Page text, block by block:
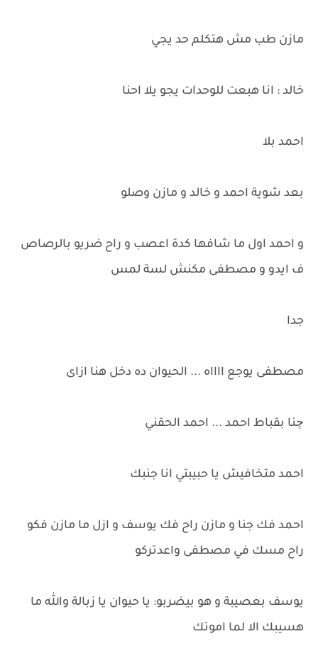
مازن طب مش هتكلم حد يجي
خالد : انا هبعت للوحدات يجو يلا احنا
احمد بلا
بعد شوية احمد و خالد و مازن وصلو
و احمد اول ما شافها كدة اعصب و راح ضريو بالرصاص
ف ايدو و مصطفى مكنش لسة لمس
جدا
مصطفى يوجع ااااه ... الحيوان ده دخل هنا ازاى
چنا بقباط احمد ... احمد الحقني
احمد متخافيش يا حبيبتي انا جنبك
احمد فك جنا و مازن راح فك يوسف و ازل ما مازن فكو
راح مسك في مصطفى واعدتركو
يوسف بعصيبة و هو بيضربو: يا حيوان يا زبالة والله ما
هسيبك الا لما اموتك